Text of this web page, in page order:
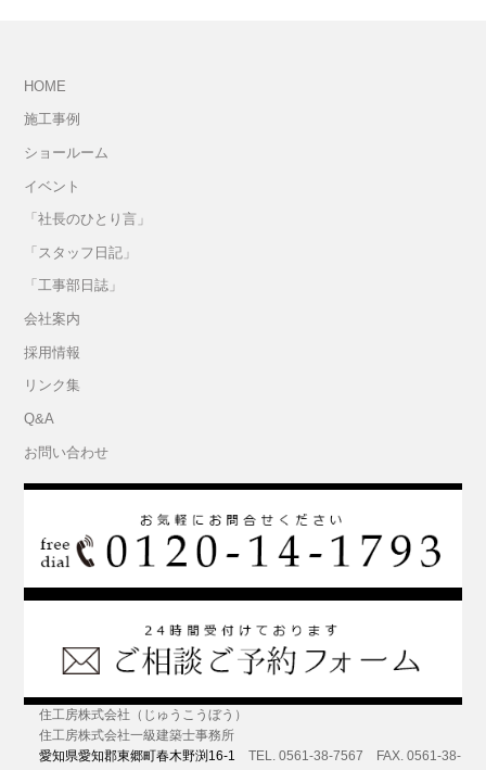
HOME
施工事例
ショールーム
イベント
「社長のひとり言」
「スタッフ日記」
「工事部日誌」
会社案内
採用情報
リンク集
Q&A
お問い合わせ
住工房株式会社（じゅうこうぼう）
住工房株式会社一級建築士事務所
愛知県愛知郡東郷町春木野渕16-1
TEL. 0561-38-7567 FAX. 0561-38-